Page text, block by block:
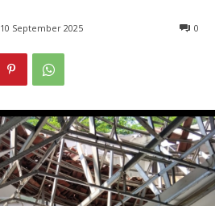
10 September 2025 0